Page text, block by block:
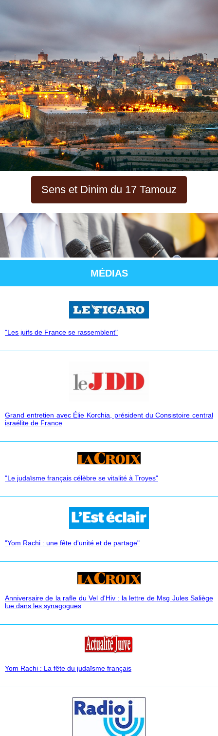
Sens et Dinim du 17 Tamouz
MÉDIAS
"Les juifs de France se rassemblent"
Grand entretien avec Élie Korchia, président du Consistoire central
israélite de France
"Le judaïsme français célèbre se vitalité à Troyes"
"Yom Rachi : une fête d'unité et de partage"
Anniversaire de la rafle du Vel d'Hiv : la lettre de Msg Jules Saliège
lue dans les synagogues
Yom Rachi : La fête du judaïsme français